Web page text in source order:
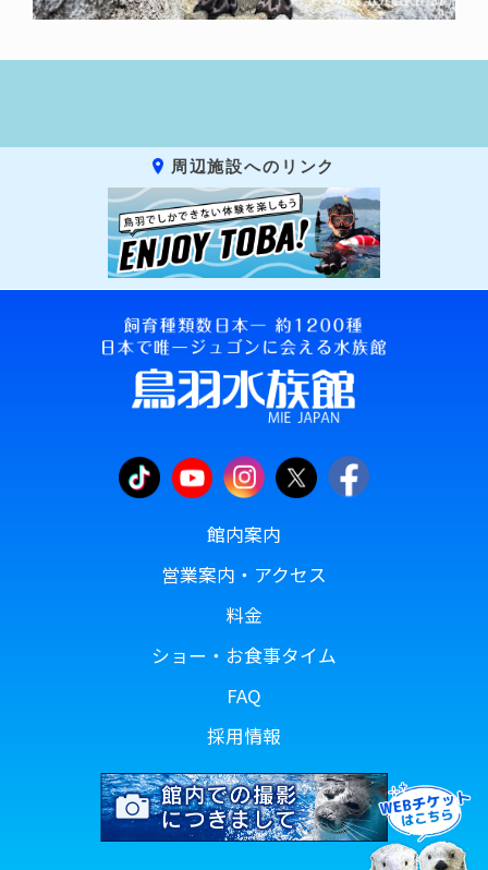
周辺施設へのリンク
館内案内
営業案内・アクセス
料金
ショー・お食事タイム
FAQ
採用情報